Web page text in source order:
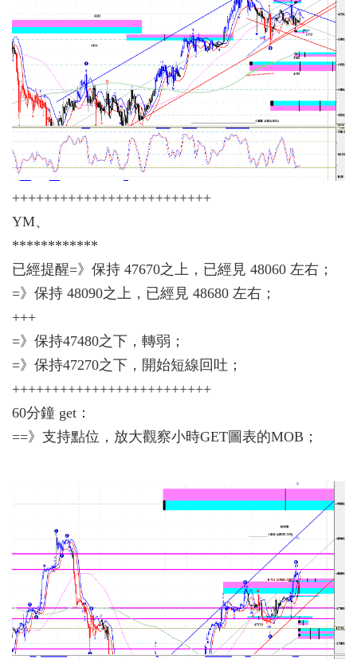
+++++++++++++++++++++++++
YM、
************
已經提醒=》保持 47670之上，已經見 48060 左右；
=》保持 48090之上，已經見 48680 左右；
+++
=》保持47480之下，轉弱；
=》保持47270之下，開始短線回吐；
+++++++++++++++++++++++++
60分鐘 get：
==》支持點位，放大觀察小時GET圖表的MOB；